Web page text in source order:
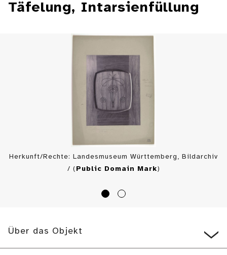
Täfelung, Intarsienfüllung
Herkunft/Rechte: Landesmuseum Württemberg, Bildarchiv
/ ( Public Domain Mark)
Über das Objekt